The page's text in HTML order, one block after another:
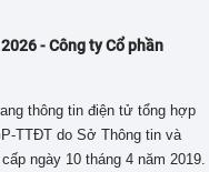
- Công ty Cổ phần
thông tin điện tử tổng hợp
TTĐT do Sở Thông tin và
ngày 10 tháng 4 năm 2019.